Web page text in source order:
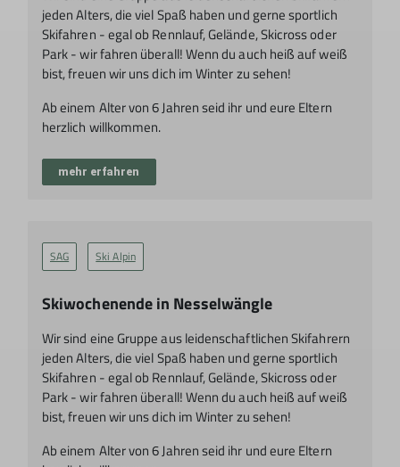
jeden Alters, die viel Spaß haben und gerne sportlich
Skifahren - egal ob Rennlauf, Gelände, Skicross oder
Park - wir fahren überall! Wenn du auch heiß auf weiß
bist, freuen wir uns dich im Winter zu sehen!
Ab einem Alter von 6 Jahren seid ihr und eure Eltern
herzlich willkommen.
mehr erfahren
SAG Ski Alpin
Skiwochenende in Nesselwängle
Wir sind eine Gruppe aus leidenschaftlichen Skifahrern
jeden Alters, die viel Spaß haben und gerne sportlich
Skifahren - egal ob Rennlauf, Gelände, Skicross oder
Park - wir fahren überall! Wenn du auch heiß auf weiß
bist, freuen wir uns dich im Winter zu sehen!
Ab einem Alter von 6 Jahren seid ihr und eure Eltern